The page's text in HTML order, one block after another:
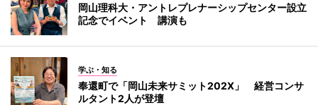
岡山理科大・アントレプレナーシップセンター設立
記念でイベント 講演も
学ぶ・知る
奉還町で「岡山未来サミット202X」 経営コンサ
ルタント2人が登壇